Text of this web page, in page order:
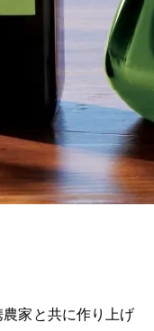
家と共に作り上げ